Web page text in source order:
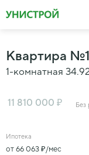
Квартира №
1-комнатная
11 810 000 ₽ Без
Ипотека
от66 063₽/мес